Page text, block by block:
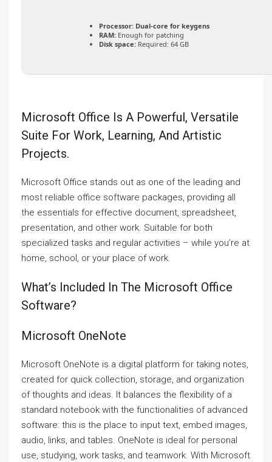
Processor: Dual-core for keygens
RAM: Enough for patching
Disk space: Required: 64 GB
Microsoft Office Is A Powerful, Versatile
Suite For Work, Learning, And Artistic
Projects.
Microsoft Office stands out as one of the leading and
most reliable office software packages, providing all
the essentials for effective document, spreadsheet,
presentation, and other work. Suitable for both
specialized tasks and regular activities – while you’re at
home, school, or your place of work.
What’s Included In The Microsoft Office
Software?
Microsoft OneNote
Microsoft OneNote is a digital platform for taking notes,
created for quick collection, storage, and organization
of thoughts and ideas. It balances the flexibility of a
standard notebook with the functionalities of advanced
software: this is the place to input text, embed images,
audio, links, and tables. OneNote is ideal for personal
use, studying, work tasks, and teamwork. With Microsoft